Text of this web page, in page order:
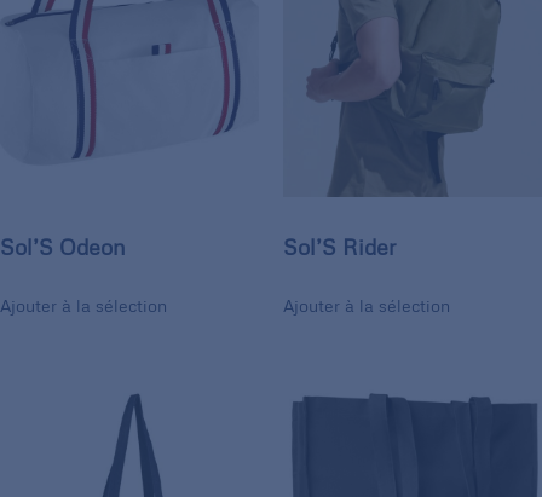
Sol’S Odeon
Ajouter à la sélection
Sol’S Rider
Ajouter à la sélection